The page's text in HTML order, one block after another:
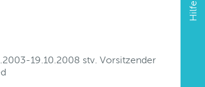
Hilfe
19.10.2008 stv. Vorsitzender